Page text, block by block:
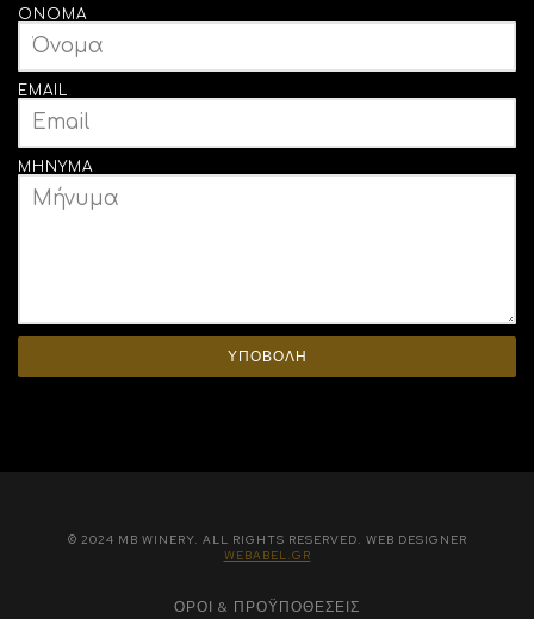
ΌΝΟΜΑ
EMAIL
ΜΉΝΥΜΑ
ΥΠΟΒΟΛΗ
© 2024 MB WINERY. ALL RIGHTS RESERVED. WEB DESIGNER
WEBABEL.GR
ΌΡΟΙ & ΠΡΟΫΠΟΘΈΣΕΙΣ